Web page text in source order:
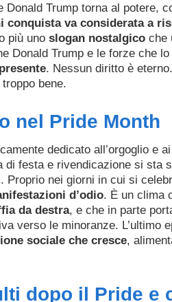
Donald Trump torna al potere,
conquista va considerata a
più uno slogan nostalgico che
Donald Trump e le forze che
. Nessun diritto è
bene.
nel Pride Month
dedicato all’orgoglio e
di festa e rivendicazione si sta
. Proprio nei giorni in cui si
d’odio. È un clima
da destra, e che in parte
verso le minoranze. L’ultimo
sociale che cresce,
dopo il Pride e